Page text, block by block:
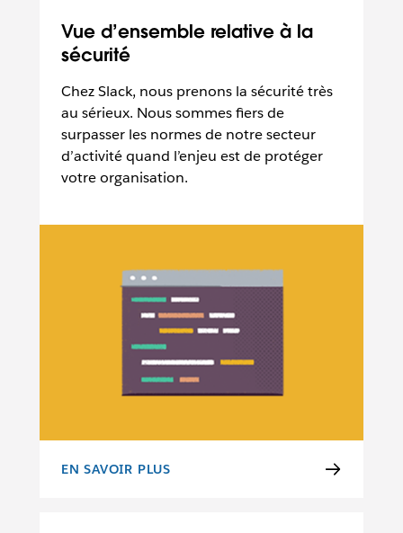
Vue d’ensemble relative à la
sécurité
Chez Slack, nous prenons la sécurité très
au sérieux. Nous sommes fiers de
surpasser les normes de notre secteur
d’activité quand l’enjeu est de protéger
votre organisation.
VUE D’ENSEMBLE RELATIVE À LA SÉCURITÉ
EN SAVOIR PLUS